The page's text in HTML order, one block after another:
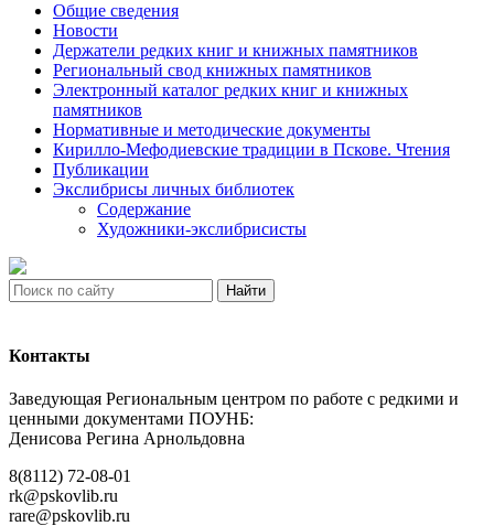
Общие сведения
Новости
Держатели редких книг и книжных памятников
Региональный свод книжных памятников
Электронный каталог редких книг и книжных
памятников
Нормативные и методические документы
Кирилло-Мефодиевские традиции в Пскове. Чтения
Публикации
Экслибрисы личных библиотек
Содержание
Художники-экслибрисисты
Найти
Контакты
Заведующая Региональным центром по работе с редкими и
ценными документами ПОУНБ:
Денисова Регина Арнольдовна
8(8112) 72-08-01
rk@pskovlib.ru
rare@pskovlib.ru